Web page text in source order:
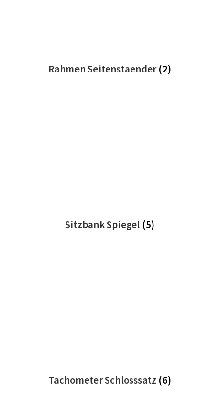
Rahmen Seitenstaender(2)
Sitzbank Spiegel (5)
Tachometer Schlosssatz (6)